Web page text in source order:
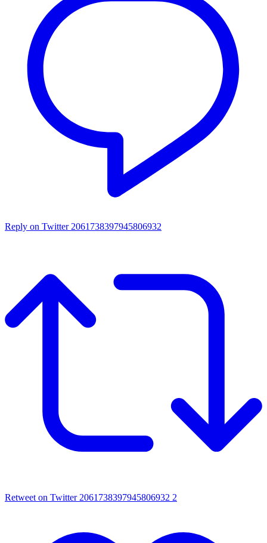
Reply on Twitter 2061738397945806932
Retweet on Twitter 2061738397945806932 2